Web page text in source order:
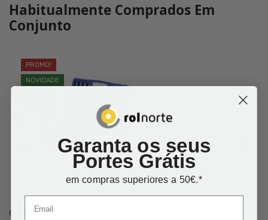
Habitualmente Comprados Em
Conjunto
PROMO!
NOVIDADE
CONJUNTO CHAVES
Garanta os seus
Portes Grátis
em compras superiores a 50€.*